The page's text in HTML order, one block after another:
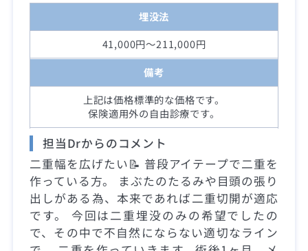
埋没法
41,000円～211,000円
備考
上記は価格標準的な価格です。
保険適用外の自由診療です。
担当Drからのコメント
二重幅を広げたい📝 普段アイテープで二重を
作っている方。 まぶたのたるみや目頭の張り
出しがある為、本来であれば二重切開が適応
です。 今回は二重埋没のみの希望でしたの
で、その中で不自然にならない適切なライン